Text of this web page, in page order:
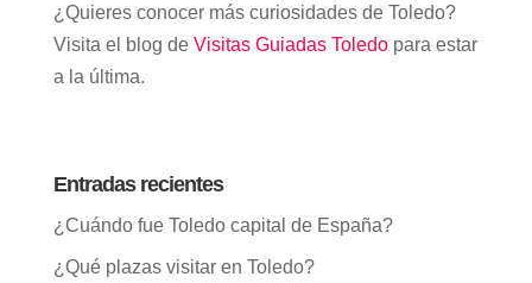
¿Quieres conocer más curiosidades de Toledo?
Visita el blog de Visitas Guiadas Toledopara estar
a la última.
Entradas recientes
¿Cuándo fue Toledo capital de España?
¿Qué plazas visitar en Toledo?